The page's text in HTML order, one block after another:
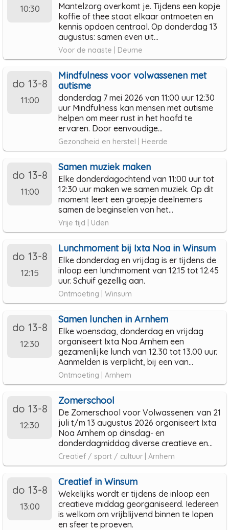
10:30
Mantelzorg overkomt je. Tijdens een kopje
koffie of thee staat elkaar ontmoeten en
kennis opdoen centraal. Op donderdag 13
augustus: samen even uit...
Voor de naaste | Deurne
do 13-8
11:00
Mindfulness voor volwassenen met
autisme
donderdag 7 mei 2026 van 11:00 uur 12:30
uur Mindfulness kan mensen met autisme
helpen om meer rust in het hoofd te
ervaren. Door eenvoudige...
Gezondheid en herstel | Heerde
do 13-8
11:00
Samen muziek maken
Elke donderdagochtend van 11:00 uur tot
12:30 uur maken we samen muziek. Op dit
moment leert een groepje deelnemers
samen de beginselen van het...
Vrije tijd | Uden
do 13-8
12:15
Lunchmoment bij Ixta Noa in Winsum
Elke donderdag en vrijdag is er tijdens de
inloop een lunchmoment van 12.15 tot 12.45
uur. Schuif gezellig aan.
Ontmoeting | Winsum
do 13-8
12:30
Samen lunchen in Arnhem
Elke woensdag, donderdag en vrijdag
organiseert Ixta Noa Arnhem een
gezamenlijke lunch van 12.30 tot 13.00 uur.
Aanmelden is verplicht, bij een van...
Ontmoeting | Arnhem
do 13-8
12:30
Zomerschool
De Zomerschool voor Volwassenen: van 21
juli t/m 13 augustus 2026 organiseert Ixta
Noa Arnhem op dinsdag- en
donderdagmiddag diverse creatieve en...
Creatief / sport / cultuur | Arnhem
do 13-8
13:00
Creatief in Winsum
Wekelijks wordt er tijdens de inloop een
creatieve middag georganiseerd. Iedereen
is welkom om vrijblijvend binnen te lopen
en sfeer te proeven.